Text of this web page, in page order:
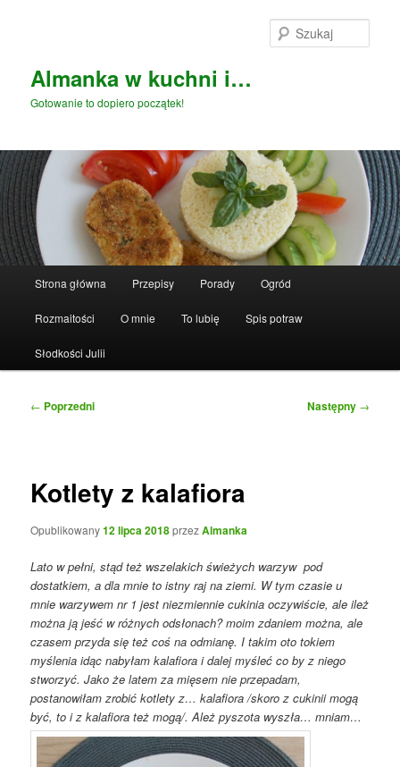
Almanka w kuchni i…
Gotowanie to dopiero początek!
Strona główna Przepisy Porady Ogród
Rozmaitości O mnie To lubię Spis potraw
Słodkości Julii
Nawigacja
← Poprzedni Następny →
Kotlety z kalafiora
Opublikowany12 lipca 2018przezAlmanka
Lato w pełni, stąd też wszelakich świeżych warzyw pod
dostatkiem, a dla mnie to istny raj na ziemi. W tym czasie u
mnie warzywem nr 1 jest niezmiennie cukinia oczywiście, ale ileż
można ją jeść w różnych odsłonach? moim zdaniem można, ale
czasem przyda się też coś na odmianę. I takim oto tokiem
myślenia idąc nabyłam kalafiora i dalej myśleć co by z niego
stworzyć. Jako że latem za mięsem nie przepadam,
postanowiłam zrobić kotlety z… kalafiora /skoro z cukinii mogą
być, to i z kalafiora też mogą/. Ależ pyszota wyszła… mniam…